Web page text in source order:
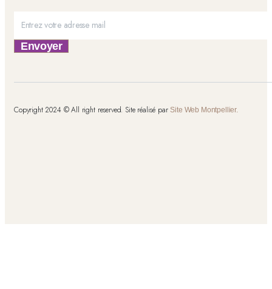
Envoyer
Copyright 2024 © All right reserved. Site réalisé par Site Web Montpellier.